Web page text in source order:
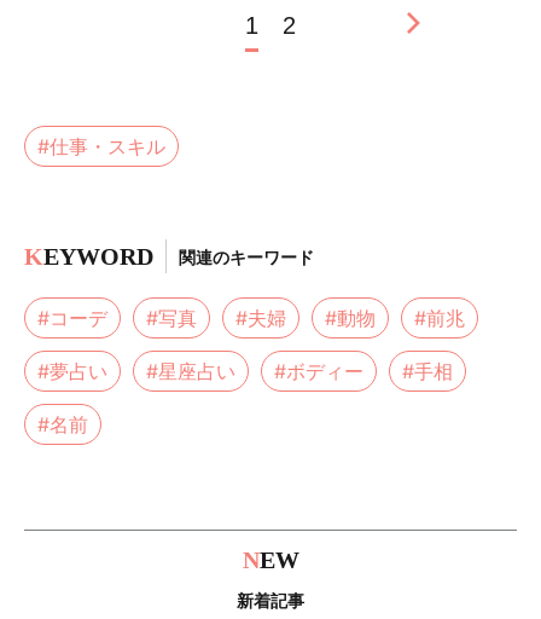
1 2
#仕事・スキル
KEYWORD 関連のキーワード
#コーデ #写真 #夫婦 #動物 #前兆
#夢占い #星座占い #ボディー #手相
#名前
NEW
新着記事